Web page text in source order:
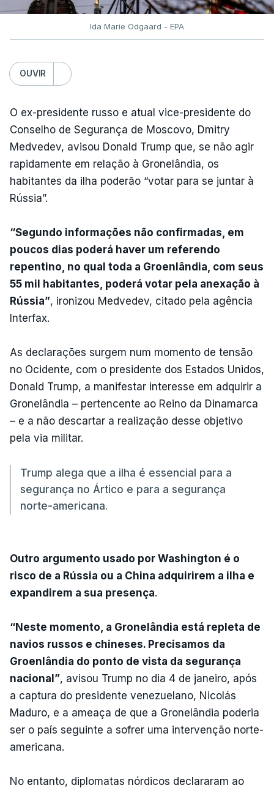
Ida Marie Odgaard - EPA
OUVIR
O ex-presidente russo e atual vice-presidente do
Conselho de Segurança de Moscovo, Dmitry
Medvedev, avisou Donald Trump que, se não agir
rapidamente em relação à Gronelândia, os
habitantes da ilha poderão “votar para se juntar à
Rússia”.
“Segundo informações não confirmadas, em
poucos dias poderá haver um referendo
repentino, no qual toda a Groenlândia, com seus
55 mil habitantes, poderá votar pela anexação à
Rússia”, ironizou Medvedev, citado pela agência
Interfax.
As declarações surgem num momento de tensão
no Ocidente, com o presidente dos Estados Unidos,
Donald Trump, a manifestar interesse em adquirir a
Gronelândia – pertencente ao Reino da Dinamarca
– e a não descartar a realização desse objetivo
pela via militar.
Trump alega que a ilha é essencial para a
segurança no Ártico e para a segurança
norte-americana.
Outro argumento usado por Washington é o
risco de a Rússia ou a China adquirirem a ilha e
expandirem a sua presença.
“Neste momento, a Gronelândia está repleta de
navios russos e chineses. Precisamos da
Groenlândia do ponto de vista da segurança
nacional”, avisou Trump no dia 4 de janeiro, após
a captura do presidente venezuelano, Nicolás
Maduro, e a ameaça de que a Gronelândia poderia
ser o país seguinte a sofrer uma intervenção norte-
americana.
No entanto, diplomatas nórdicos declararam ao